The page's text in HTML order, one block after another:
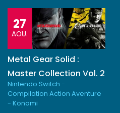
27
AOU.
Metal Gear Solid :
Master Collection Vol. 2
Nintendo Switch -
Compilation Action Aventure
- Konami